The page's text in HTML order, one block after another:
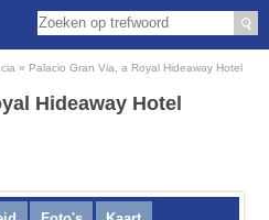
Palacio Gran Via, a Royal Hideaway Hotel
Hideaway Hotel